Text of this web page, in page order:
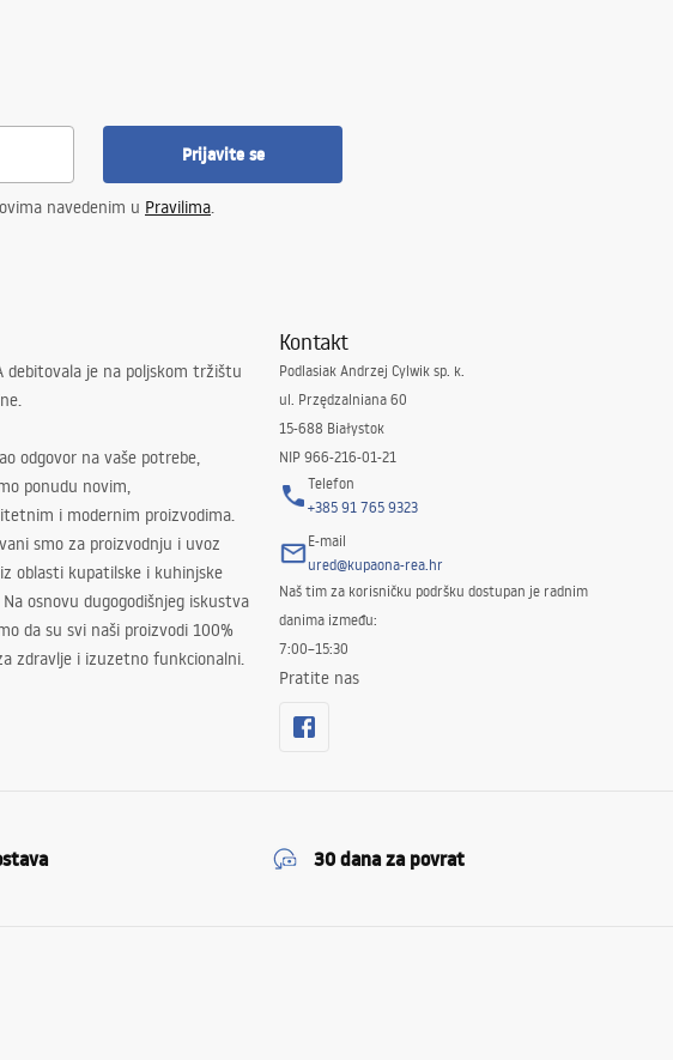
Prijavite se
navedenim u Pravilima.
debitovala je na poljskom tržištu
odgovor na vaše potrebe,
ponudu novim,
i modernim proizvodima.
smo za proizvodnju i uvoz
oblasti kupatilske i kuhinjske
osnovu dugogodišnjeg iskustva
da su svi naši proizvodi 100%
zdravlje i izuzetno funkcionalni.
Kontakt
Podlasiak Andrzej Cylwik sp. k.
ul. Przędzalniana 60
15-688 Białystok
NIP 966-216-01-21
Telefon
+385 91 765 9323
E-mail
ured@kupaona-rea.hr
Naš tim za korisničku podršku dostupan je radnim
danima između:
7:00–15:30
Pratite nas
30 dana za povrat